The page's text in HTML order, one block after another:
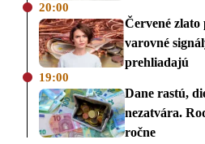
20:00
Červené
varovné
prehliadajú
19:00
Dane rastú,
nezatvára.
ročne